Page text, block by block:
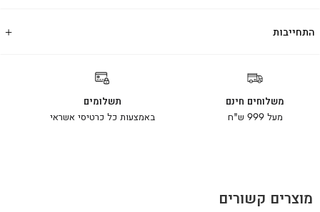
התחייבות
משלוחים חינם
מעל 999 ש"ח
תשלומים
באמצעות כל כרטיסי אשראי
מוצרים קשורים